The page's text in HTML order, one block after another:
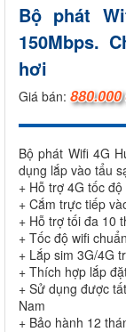
Bộ phát
150Mbps.
hơi
Giá bán: 880.000
Bộ phát Wifi 4G
dụng lắp vào tẩu
+ Hỗ trợ 4G tốc
+ Cắm trực tiếp
+ Hỗ trợ tối đa 10
+ Tốc độ wifi
+ Lắp sim 3G/4G
+ Thích hợp lắp
+ Sử dụng được
Nam
+ Bảo hành 12